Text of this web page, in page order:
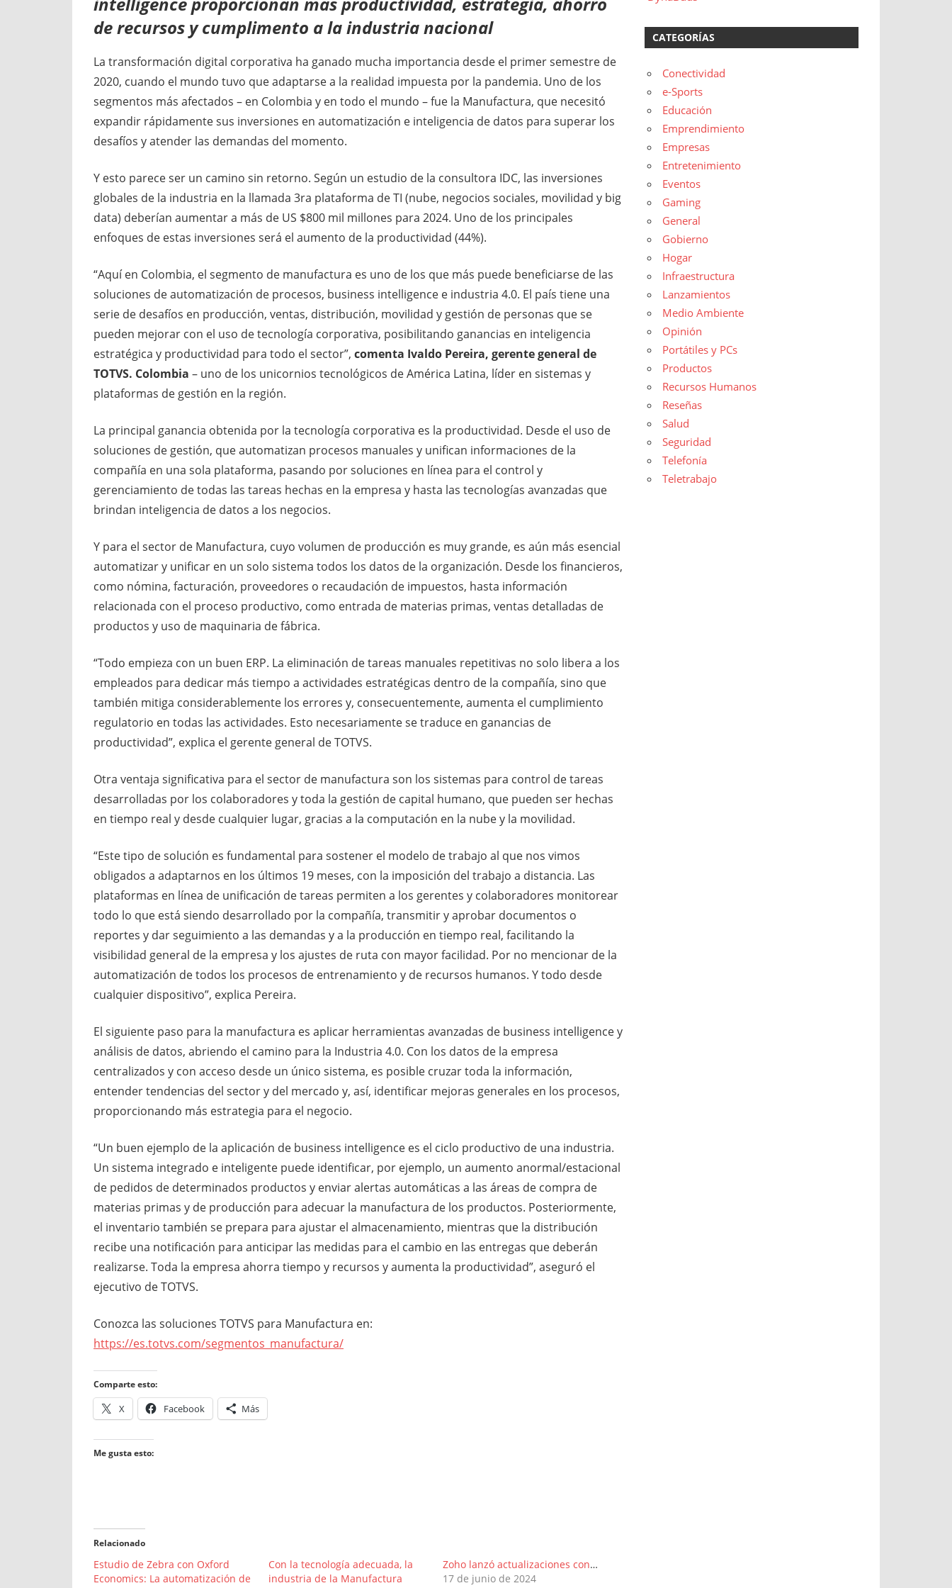
de recursos y cumplimento a la industria nacional
La transformación digital corporativa ha ganado mucha importancia desde el primer semestre de
2020, cuando el mundo tuvo que adaptarse a la realidad impuesta por la pandemia. Uno de los
segmentos más afectados – en Colombia y en todo el mundo – fue la Manufactura, que necesitó
expandir rápidamente sus inversiones en automatización e inteligencia de datos para superar los
desafíos y atender las demandas del momento.
Y esto parece ser un camino sin retorno. Según un estudio de la consultora IDC, las inversiones
globales de la industria en la llamada 3ra plataforma de TI (nube, negocios sociales, movilidad y big
data) deberían aumentar a más de US $800 mil millones para 2024. Uno de los principales
enfoques de estas inversiones será el aumento de la productividad (44%).
“Aquí en Colombia, el segmento de manufactura es uno de los que más puede beneficiarse de las
soluciones de automatización de procesos, business intelligence e industria 4.0. El país tiene una
serie de desafíos en producción, ventas, distribución, movilidad y gestión de personas que se
pueden mejorar con el uso de tecnología corporativa, posibilitando ganancias en inteligencia
estratégica y productividad para todo el sector”, comenta Ivaldo Pereira, gerente general de
TOTVS. Colombia – uno de los unicornios tecnológicos de América Latina, líder en sistemas y
plataformas de gestión en la región.
La principal ganancia obtenida por la tecnología corporativa es la productividad. Desde el uso de
soluciones de gestión, que automatizan procesos manuales y unifican informaciones de la
compañía en una sola plataforma, pasando por soluciones en línea para el control y
gerenciamiento de todas las tareas hechas en la empresa y hasta las tecnologías avanzadas que
brindan inteligencia de datos a los negocios.
Y para el sector de Manufactura, cuyo volumen de producción es muy grande, es aún más esencial
automatizar y unificar en un solo sistema todos los datos de la organización. Desde los financieros,
como nómina, facturación, proveedores o recaudación de impuestos, hasta información
relacionada con el proceso productivo, como entrada de materias primas, ventas detalladas de
productos y uso de maquinaria de fábrica.
“Todo empieza con un buen ERP. La eliminación de tareas manuales repetitivas no solo libera a los
empleados para dedicar más tiempo a actividades estratégicas dentro de la compañía, sino que
también mitiga considerablemente los errores y, consecuentemente, aumenta el cumplimiento
regulatorio en todas las actividades. Esto necesariamente se traduce en ganancias de
productividad”, explica el gerente general de TOTVS.
Otra ventaja significativa para el sector de manufactura son los sistemas para control de tareas
desarrolladas por los colaboradores y toda la gestión de capital humano, que pueden ser hechas
en tiempo real y desde cualquier lugar, gracias a la computación en la nube y la movilidad.
“Este tipo de solución es fundamental para sostener el modelo de trabajo al que nos vimos
obligados a adaptarnos en los últimos 19 meses, con la imposición del trabajo a distancia. Las
plataformas en línea de unificación de tareas permiten a los gerentes y colaboradores monitorear
todo lo que está siendo desarrollado por la compañía, transmitir y aprobar documentos o
reportes y dar seguimiento a las demandas y a la producción en tiempo real, facilitando la
visibilidad general de la empresa y los ajustes de ruta con mayor facilidad. Por no mencionar de la
automatización de todos los procesos de entrenamiento y de recursos humanos. Y todo desde
cualquier dispositivo”, explica Pereira.
El siguiente paso para la manufactura es aplicar herramientas avanzadas de business intelligence y
análisis de datos, abriendo el camino para la Industria 4.0. Con los datos de la empresa
centralizados y con acceso desde un único sistema, es posible cruzar toda la información,
entender tendencias del sector y del mercado y, así, identificar mejoras generales en los procesos,
proporcionando más estrategia para el negocio.
“Un buen ejemplo de la aplicación de business intelligence es el ciclo productivo de una industria.
Un sistema integrado e inteligente puede identificar, por ejemplo, un aumento anormal/estacional
de pedidos de determinados productos y enviar alertas automáticas a las áreas de compra de
materias primas y de producción para adecuar la manufactura de los productos. Posteriormente,
el inventario también se prepara para ajustar el almacenamiento, mientras que la distribución
recibe una notificación para anticipar las medidas para el cambio en las entregas que deberán
realizarse. Toda la empresa ahorra tiempo y recursos y aumenta la productividad”, aseguró el
ejecutivo de TOTVS.
Conozca las soluciones TOTVS para Manufactura en:
https://es.totvs.com/segmentos_manufactura/
Comparte esto:
X Facebook Más
Me gusta esto:
Relacionado
Estudio de Zebra con Oxford
Economics: La automatización de
Con la tecnología adecuada, la
industria de la Manufactura
Zoho lanzó actualizaciones con IA y automatización paracolaboración empresarial tras crecer 78% en migraciones
17 de junio de 2024
CATEGORÍAS
Conectividad
e-Sports
Educación
Emprendimiento
Empresas
Entretenimiento
Eventos
Gaming
General
Gobierno
Hogar
Infraestructura
Lanzamientos
Medio Ambiente
Opinión
Portátiles y PCs
Productos
Recursos Humanos
Reseñas
Salud
Seguridad
Telefonía
Teletrabajo